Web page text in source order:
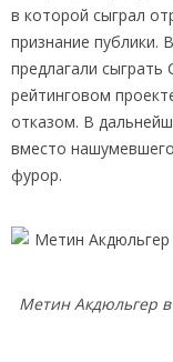
в которой сыграл
признание публики.
предлагали
рейтинговом
отказом. В
вместо
фурор.
Метин Акдюльгер